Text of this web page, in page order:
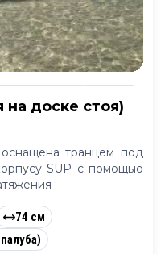
на доске стоя)
транцем под
SUP с помощью
74 см